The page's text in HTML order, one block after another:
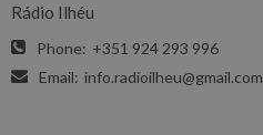
Rádio Ilhéu
Phone: +351 924 293 996
Email: info.radioilheu@gmail.com